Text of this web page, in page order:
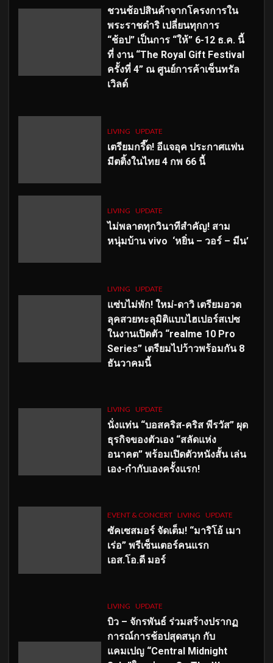
ชวนช้อปสินค้าจากโครงการใน
พระราชดำริ เปลี่ยนทุกการ
“ช้อป” เป็นการ “ให้” 6-12 ธ.ค. นี้
ที่ งาน “The Royal Gift Festival
ครั้งที่ 4” ณ ศูนย์การค้าเซ็นทรัล
เวิลด์
LIVING UPDATE
เตรียมกรี๊ด! อีแจอุค ประกาศแฟน
มีตติ้งในไทย 4 กพ 66 นี้
LIVING UPDATE
ไม่พลาดทุกวินาทีสำคัญ! สาม
หนุ่มบ้าน vivo ‘หยิ่น – วอร์ – มีน’
LIVING UPDATE
แซ่บไม่พัก! ใหม่-ดาวิ เตรียมอวด
ลุคสวยทะลุมิติแบบไฮเปอร์สเปซ
ในงานเปิดตัว “realme 10 Pro
Series” เตรียมไปว้าวพร้อมกัน 8
ธันวาคมนี้
LIVING UPDATE
นั่งแท่น “บอสคริส-คริส พีรวัส” ผุด
ธุรกิจของตัวเอง “สลัดแห่ง
อนาคต” พร้อมเปิดตัวหนังสั้น เล่น
เอง-กำกับเองครั้งแรก!
EVENT & CONCERT LIVING UPDATE
ซัคเซสมอร์ จัดเต็ม! “มาริโอ้ เมา
เร่อ” พรีเซ็นเตอร์คนแรก
เอส.โอ.ดี มอร์
LIVING UPDATE
บิว – จักรพันธ์ ร่วมสร้างปรากฏ
การณ์การช้อปสุดสนุก กับ
แคมเปญ “Central Midnight